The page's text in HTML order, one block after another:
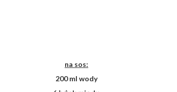
na sos:
200 ml wody